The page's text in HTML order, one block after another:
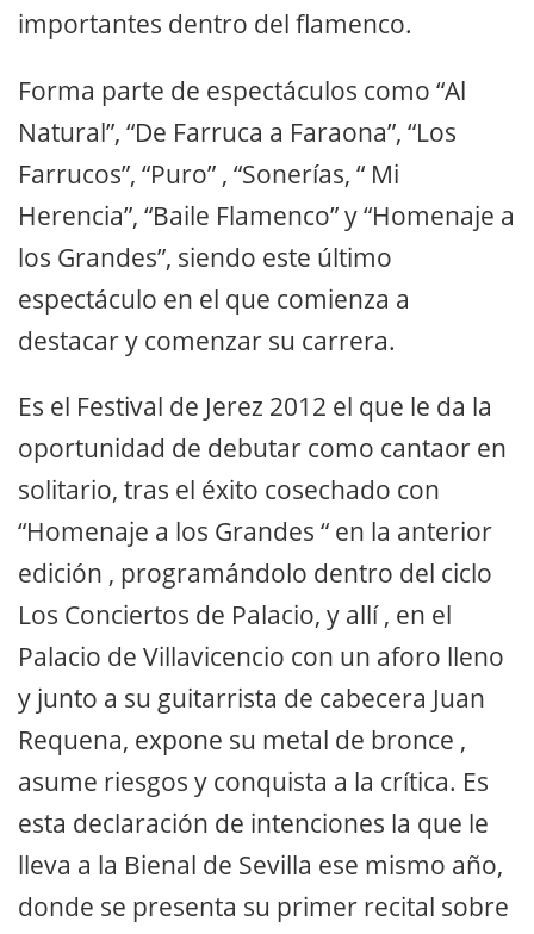
importantes dentro del flamenco.
Forma parte de espectáculos como “Al
Natural”, “De Farruca a Faraona”, “Los
Farrucos”, “Puro” , “Sonerías, “ Mi
Herencia”, “Baile Flamenco” y “Homenaje a
los Grandes”, siendo este último
espectáculo en el que comienza a
destacar y comenzar su carrera.
Es el Festival de Jerez 2012 el que le da la
oportunidad de debutar como cantaor en
solitario, tras el éxito cosechado con
“Homenaje a los Grandes “ en la anterior
edición , programándolo dentro del ciclo
Los Conciertos de Palacio, y allí , en el
Palacio de Villavicencio con un aforo lleno
y junto a su guitarrista de cabecera Juan
Requena, expone su metal de bronce ,
asume riesgos y conquista a la crítica. Es
esta declaración de intenciones la que le
lleva a la Bienal de Sevilla ese mismo año,
donde se presenta su primer recital sobre